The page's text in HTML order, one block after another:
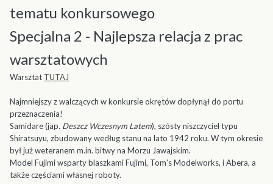
tematu konkursowego
Specjalna 2 - Najlepsza relacja z prac
warsztatowych
Warsztat TUTAJ
Najmniejszy z walczących w konkursie okrętów dopłynął do portu
przeznaczenia!
Samidare (jap. Deszcz Wczesnym Latem), szósty niszczyciel typu
Shiratsuyu, zbudowany według stanu na lato 1942 roku. W tym okresie
był już weteranem m.in. bitwy na Morzu Jawajskim.
Model Fujimi wsparty blaszkami Fujimi, Tom's Modelworks, i Abera, a
także częściami własnej roboty.